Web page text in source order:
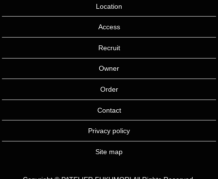
Location
Access
Recruit
Owner
Order
Contact
Privacy policy
Site map